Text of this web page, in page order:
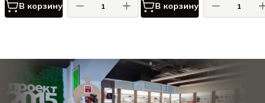
В корзину В корзину